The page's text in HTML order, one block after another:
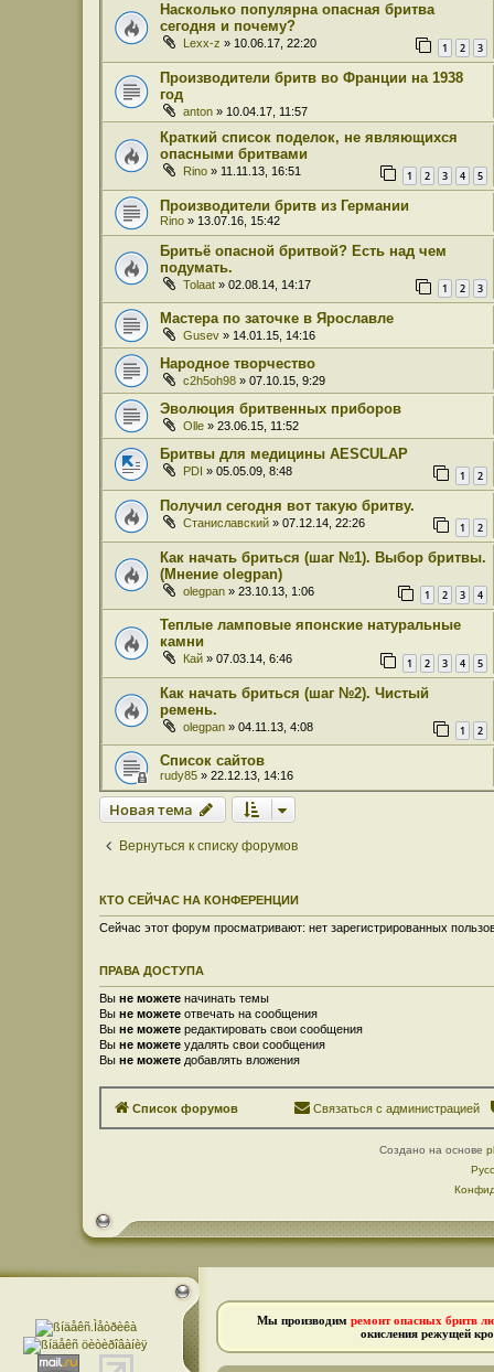
Насколько популярна опасная бритва
сегодня и почему?
Lexx-z » 10.06.17, 22:20 1 2 3
Производители бритв во Франции на 1938
год
anton » 10.04.17, 11:57
Краткий список поделок, не являющихся
опасными бритвами
Rino » 11.11.13, 16:51 1 2 3 4 5
Производители бритв из Германии
Rino » 13.07.16, 15:42
Бритьё опасной бритвой? Есть над чем
подумать.
Tolaat » 02.08.14, 14:17 1 2 3
Мастера по заточке в Ярославле
Gusev » 14.01.15, 14:16
Народное творчество
c2h5oh98 » 07.10.15, 9:29
Эволюция бритвенных приборов
Olle » 23.06.15, 11:52
Бритвы для медицины AESCULAP
PDI » 05.05.09, 8:48 1 2
Получил сегодня вот такую бритву.
Станиславский » 07.12.14, 22:26 1 2
Как начать бриться (шаг №1). Выбор бритвы.
(Мнение olegpan)
olegpan » 23.10.13, 1:06 1 2 3 4
Теплые ламповые японские натуральные
камни
Кай » 07.03.14, 6:46 1 2 3 4 5
Как начать бриться (шаг №2). Чистый
ремень.
olegpan » 04.11.13, 4:08 1 2
Список сайтов
rudy85 » 22.12.13, 14:16
Новая тема
Вернуться к списку форумов
КТО СЕЙЧАС НА КОНФЕРЕНЦИИ
Сейчас этот форум просматривают: нет зарегистрированных
ПРАВА ДОСТУПА
Вы не можете начинать темы
Вы не можете отвечать на сообщения
Вы не можете редактировать свои сообщения
Вы не можете удалять свои сообщения
Вы не можете добавлять вложения
Список форумов Связаться с администрацией
Создано на основе
Мы производим ремонт опасных бритв
окисления режущей